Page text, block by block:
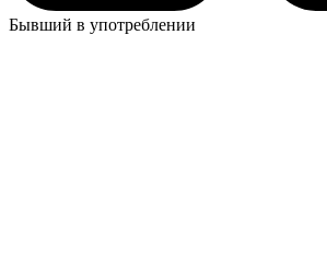
Бывший в употреблении